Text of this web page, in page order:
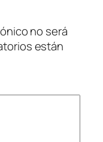
no será
están